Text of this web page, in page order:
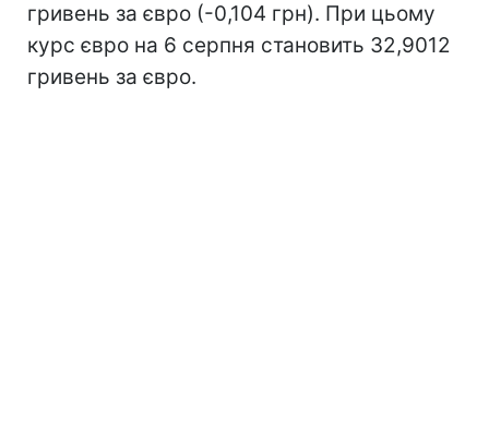
гривень за євро (-0,104 грн). При цьому
курс євро на 6 серпня становить 32,9012
гривень за євро.